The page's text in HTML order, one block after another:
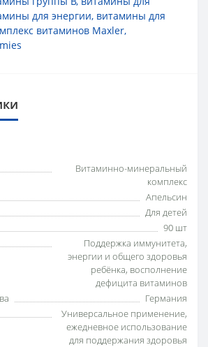
для энергии, витамины для
витаминов Maxler,
Витаминно-минеральный
комплекс
Апельсин
Для детей
90 шт
Поддержка иммунитета,
энергии и общего здоровья
ребёнка, восполнение
дефицита витаминов
Германия
Универсальное применение,
ежедневное использование
для поддержания здоровья